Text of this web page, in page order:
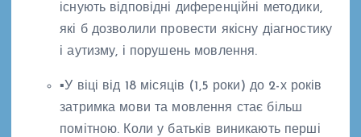
існують відповідні диференційні методики,
які б дозволили провести якісну діагностику
і аутизму, і порушень мовлення.
▪У віці від 18 місяців (1,5 роки) до 2-х років
затримка мови та мовлення стає більш
помітною. Коли у батьків виникають перші